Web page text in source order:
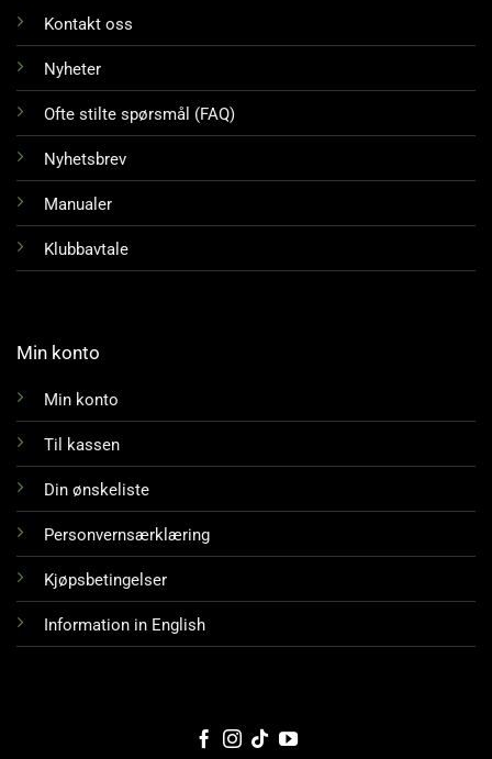
Kontakt oss
Nyheter
Ofte stilte spørsmål (FAQ)
Nyhetsbrev
Manualer
Klubbavtale
Min konto
Min konto
Til kassen
Din ønskeliste
Personvernsærklæring
Kjøpsbetingelser
Information in English